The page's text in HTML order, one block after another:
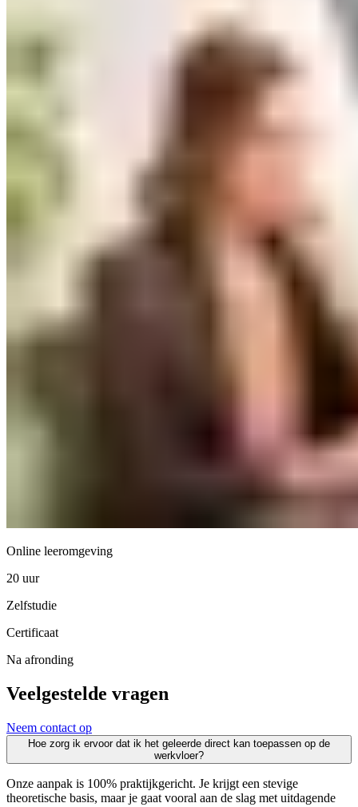
Online leeromgeving
20 uur
Zelfstudie
Certificaat
Na afronding
Veelgestelde vragen
Neem contact op
Hoe zorg ik ervoor dat ik het geleerde direct kan toepassen op de
werkvloer?
Onze aanpak is 100% praktijkgericht. Je krijgt een stevige
theoretische basis, maar je gaat vooral aan de slag met uitdagende